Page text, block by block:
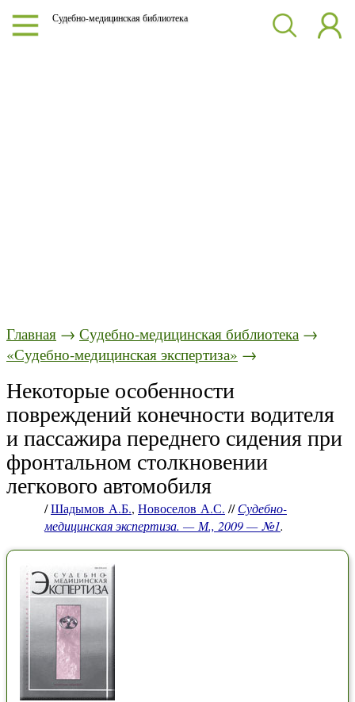
Судебно-медицинская библиотека
Главная → Судебно-медицинская библиотека →
«Судебно-медицинская экспертиза» →
Некоторые особенности
повреждений конечности водителя
и пассажира переднего сидения при
фронтальном столкновении
легкового автомобиля
/Шадымов А.Б., Новоселов А.С. //Судебно-
медицинская экспертиза. — М., 2009 — №1.